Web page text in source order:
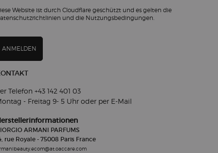
Website ist durch Cloudflare geschützt und es gelten die
und die Nutzungsbedingungen.
ANMELDEN
Telefon +43 142 401 03​
- Freitag 9- 5 Uhr oder per E-Mail
ARMANI PARFUMS
rue Royale - 75008 Paris France